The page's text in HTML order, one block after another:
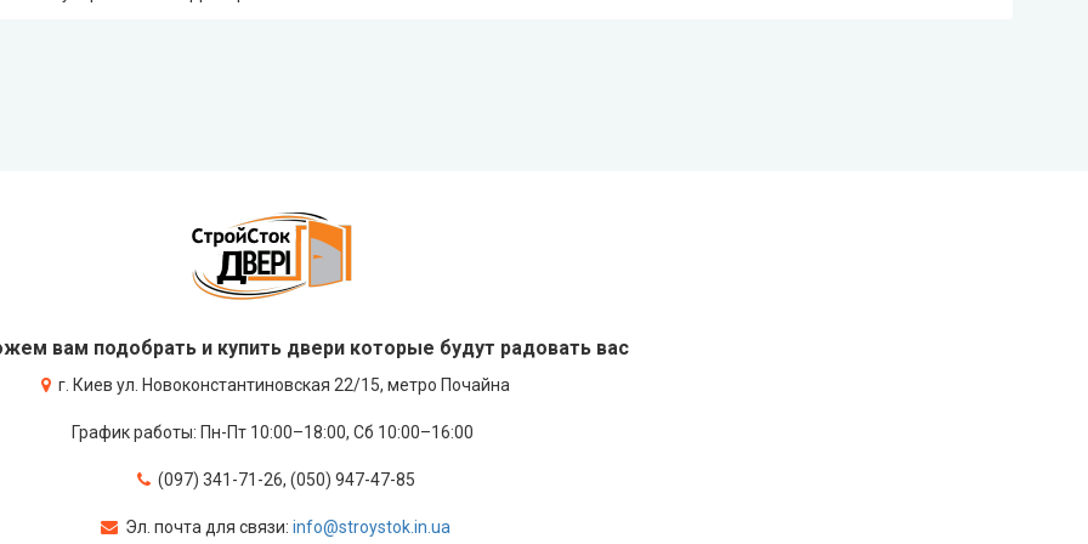
вам подобрать и купить двери которые будут радовать вас
г. Киев ул. Новоконстантиновская 22/15, метро Почайна
График работы: Пн-Пт 10:00–18:00, Сб 10:00–16:00
(097) 341-71-26, (050) 947-47-85
Эл. почта для связи: info@stroystok.in.ua